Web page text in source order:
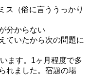
（俗に言ううっかり
分からない
ていたから次の問題に
ます。1ヶ月程度で多
れました。宿題の場